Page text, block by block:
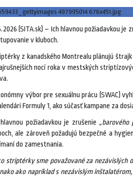
(SITA.sk) – Ich hlavnou požiadavkou
v kluboch.
z kanadského Montrealu plánujú
nocí roka v mestských
výbor pre sexuálnu prácu (SWAC)
Formuly 1, ako súčasť kampane za
požiadavkou je zrušenie „barového
ale zároveň požadujú bezpečné a
do zamestnania.
striptérky sme považované za nezávislých
ako napríklad s nezávislým